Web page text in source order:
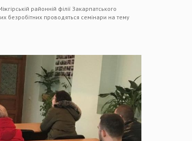
районній філії Закарпатського
безробітних проводяться семінари на тему